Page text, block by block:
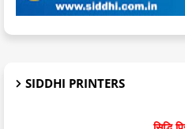
SIDDHI PRINTERS